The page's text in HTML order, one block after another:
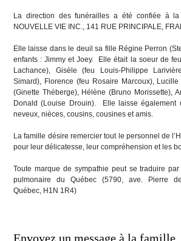
La direction des funérailles a été confiée à la
NOUVELLE VIE INC., 141 RUE PRINCIPALE,
Elle laisse dans le deuil sa fille Régine Perron
enfants : Jimmy et Joey. Elle était la soeur de
Lachance), Gisèle (feu Louis-Philippe
Simard), Florence (feu Rosaire Marcoux), Lucille
(Ginette Théberge), Hélène (Bruno Morissette),
Donald (Louise Drouin). Elle laisse également
neveux, nièces, cousins, cousines et amis.
La famille désire remercier tout le personnel de
pour leur délicatesse, leur compréhension et les
Toute marque de sympathie peut se traduire
pulmonaire du Québec (5790, ave. Pierre
Québec, H1N 1R4)
Envoyez un message à la famille